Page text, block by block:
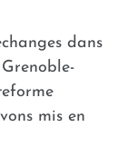
dans
mis en